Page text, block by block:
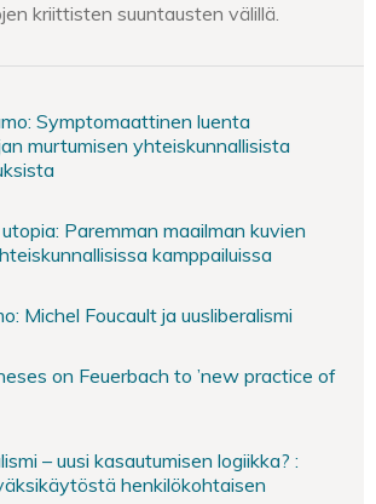
kriittisten suuntausten välillä.
Symptomaattinen luenta
murtumisen yhteiskunnallisista
Paremman maailman kuvien
kamppailuissa
Michel Foucault ja uusliberalismi
on Feuerbach to ’new practice of
– uusi kasautumisen logiikka? :
henkilökohtaisen